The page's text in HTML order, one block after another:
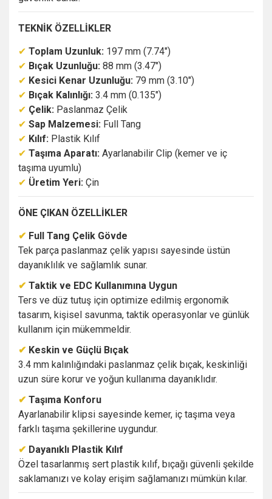
TEKNİK ÖZELLİKLER
✔ Toplam Uzunluk: 197 mm (7.74")
✔ Bıçak Uzunluğu: 88 mm (3.47")
✔ Kesici Kenar Uzunluğu: 79 mm (3.10")
✔ Bıçak Kalınlığı: 3.4 mm (0.135")
✔ Çelik: Paslanmaz Çelik
✔ Sap Malzemesi: Full Tang
✔ Kılıf: Plastik Kılıf
✔ Taşıma Aparatı: Ayarlanabilir Clip (kemer ve iç
taşıma uyumlu)
✔ Üretim Yeri: Çin
ÖNE ÇIKAN ÖZELLİKLER
✔ Full Tang Çelik Gövde
Tek parça paslanmaz çelik yapısı sayesinde üstün
dayanıklılık ve sağlamlık sunar.
✔ Taktik ve EDC Kullanımına Uygun
Ters ve düz tutuş için optimize edilmiş ergonomik
tasarım, kişisel savunma, taktik operasyonlar ve günlük
kullanım için mükemmeldir.
✔ Keskin ve Güçlü Bıçak
3.4 mm kalınlığındaki paslanmaz çelik bıçak, keskinliği
uzun süre korur ve yoğun kullanıma dayanıklıdır.
✔ Taşıma Konforu
Ayarlanabilir klipsi sayesinde kemer, iç taşıma veya
farklı taşıma şekillerine uygundur.
✔ Dayanıklı Plastik Kılıf
Özel tasarlanmış sert plastik kılıf, bıçağı güvenli şekilde
saklamanızı ve kolay erişim sağlamanızı mümkün kılar.